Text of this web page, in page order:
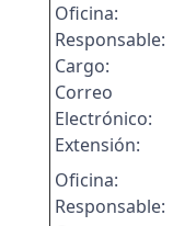
Oficina:
Responsable:
Cargo:
Correo
Electrónico:
Extensión:
Oficina:
Responsable: